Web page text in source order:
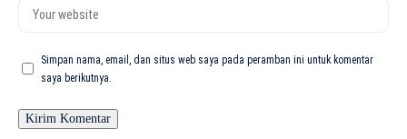
Simpan nama, email, dan situs web saya pada peramban ini untuk komentar
saya berikutnya.